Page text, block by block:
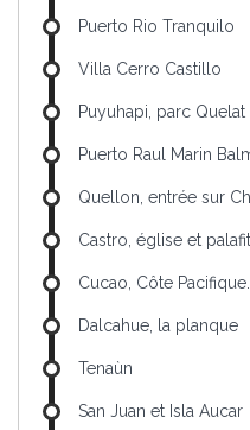
Puerto Rio Tranquilo
Villa Cerro Castillo
Puyuhapi, parc Quelat
Puerto Raul Marin
Quellon, entrée sur
Castro, église et
Cucao, Côte Pacifique.
Dalcahue, la planque
Tenaùn
San Juan et Isla Aucar